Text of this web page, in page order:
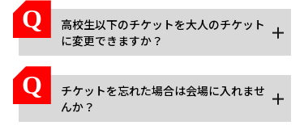
高校生以下のチケットを大人のチケット
に変更できますか？
チケットを忘れた場合は会場に入れませ
んか？